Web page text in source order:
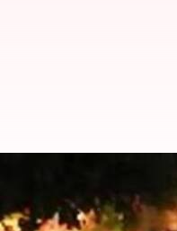
पाकिस्तान:
लेखन मुकुल तोमर Nov 19, 2019